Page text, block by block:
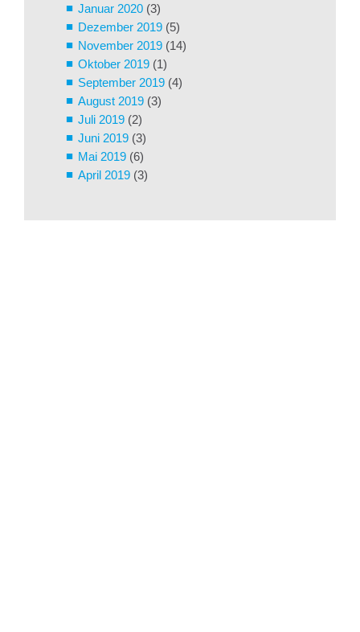
Januar 2020 (3)
Dezember 2019 (5)
November 2019 (14)
Oktober 2019 (1)
September 2019 (4)
August 2019 (3)
Juli 2019 (2)
Juni 2019 (3)
Mai 2019 (6)
April 2019 (3)